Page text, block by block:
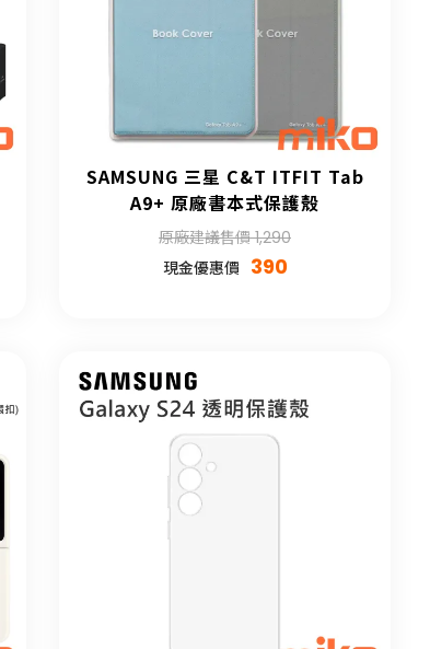
SAMSUNG 三星 C&T ITFIT Tab
A9+ 原廠書本式保護殼
原廠建議售價 1,290
現金優惠價 390